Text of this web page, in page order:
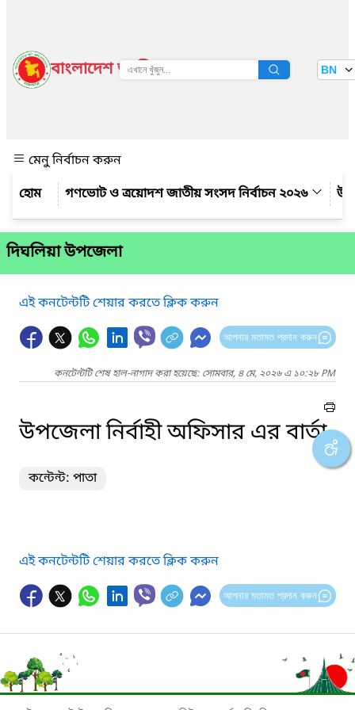
বাংলাদেশ জাতীয় তথ্য বাতায়ন BN
মেনু নির্বাচন করুন
গণভোট ও ত্রয়োদশ জাতীয় সংসদ নির্বাচন ২০২৬
দিঘলিয়া উপজেলা
এই কনটেন্টটি শেয়ার করতে ক্লিক করুন
আপনার মতামত প্রদান করুন
কনটেন্টটি শেষ হাল-নাগাদ করা হয়েছে: সোমবার, ৪ মে, ২০২৬ এ ১০:২৮ PM
উপজেলা নির্বাহী অফিসার এর বার্তা
কন্টেন্ট: পাতা
এই কনটেন্টটি শেয়ার করতে ক্লিক করুন
আপনার মতামত প্রদান করুন